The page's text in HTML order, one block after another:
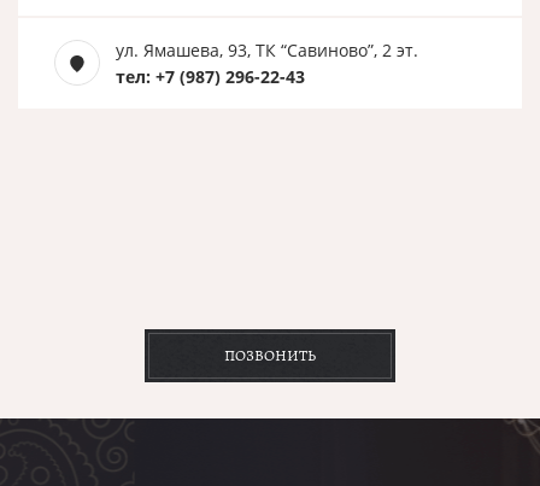
ул. Ямашева, 93, ТК “Савиново”, 2 эт.
тел: +7 (987) 296-22-43
ПОЗВОНИТЬ